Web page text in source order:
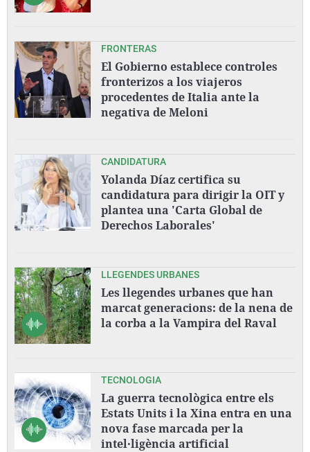
FRONTERAS
El Gobierno establece controles
fronterizos a los viajeros
procedentes de Italia ante la
negativa de Meloni
CANDIDATURA
Yolanda Díaz certifica su
candidatura para dirigir la OIT y
plantea una 'Carta Global de
Derechos Laborales'
LLEGENDES URBANES
Les llegendes urbanes que han
marcat generacions: de la nena de
la corba a la Vampira del Raval
TECNOLOGIA
La guerra tecnològica entre els
Estats Units i la Xina entra en una
nova fase marcada per la
intel·ligència artificial